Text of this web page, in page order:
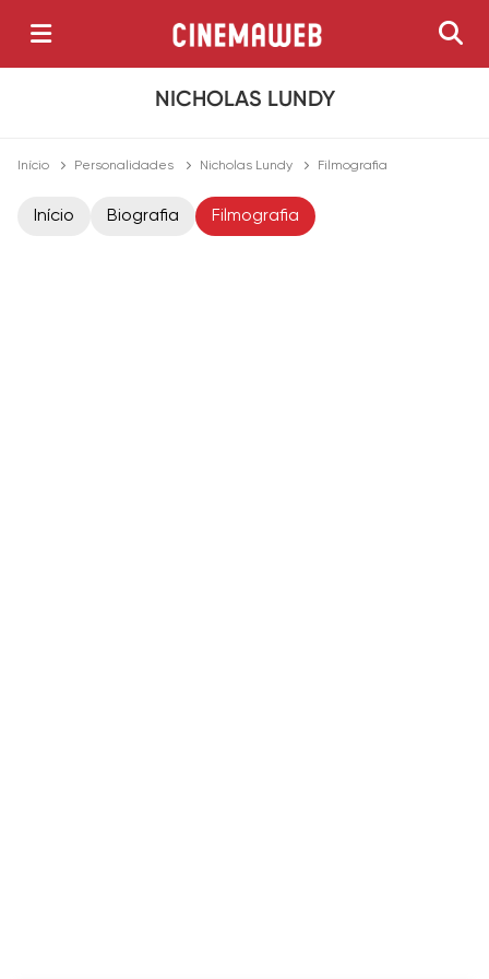
NICHOLAS LUNDY
Início Personalidades Nicholas Lundy Filmografia
Início Biografia Filmografia